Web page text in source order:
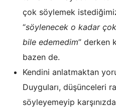
çok söylemek
“söylenecek o kadar
bile edemedim” derken
bazen de.
Kendini anlatmaktan
Duyguları, düşünceleri
söyleyemeyip